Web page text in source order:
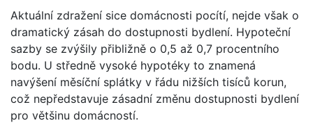
Aktuální zdražení sice domácnosti pocítí, nejde však o
dramatický zásah do dostupnosti bydlení. Hypoteční
sazby se zvýšily přibližně o 0,5 až 0,7 procentního
bodu. U středně vysoké hypotéky to znamená
navýšení měsíční splátky v řádu nižších tisíců korun,
což nepředstavuje zásadní změnu dostupnosti bydlení
pro většinu domácností.